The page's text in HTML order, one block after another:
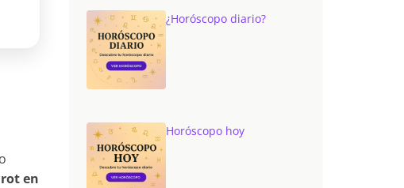
en
¿Horóscopo diario?
Horóscopo hoy